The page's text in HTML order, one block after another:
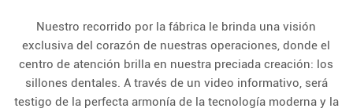
Nuestro recorrido por la fábrica le brinda una visión
exclusiva del corazón de nuestras operaciones, donde el
centro de atención brilla en nuestra preciada creación: los
sillones dentales. A través de un video informativo, será
testigo de la perfecta armonía de la tecnología moderna y la